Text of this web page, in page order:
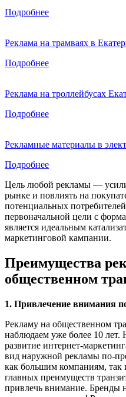
Подробнее
Реклама на трамваях в
Подробнее
Реклама на троллейбусах
Подробнее
Рекламные материалы в
Подробнее
Цель любой рекламы —
рынке и повлиять на
потенциальных
первоначальной цели с
является идеальным
маркетинговой кампании.
Преимущества
общественном
1. Привлечение внимания
Рекламу на общественном
наблюдаем уже более 10 лет.
развитие интернет-
вид наружной рекламы по-
как большим компаниям, так
главных преимуществ
привлечь внимание. Бренды